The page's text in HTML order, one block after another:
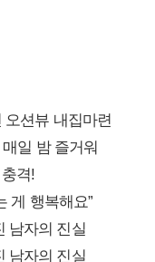
오션뷰 내집마련
일 밤 즐거워
격!
게 행복해요”
남자의 진실
남자의 진실